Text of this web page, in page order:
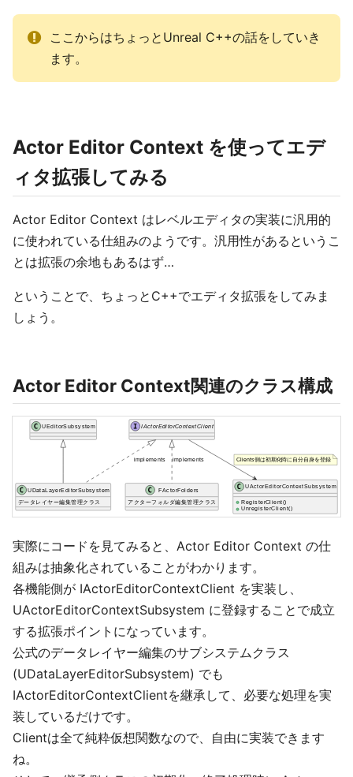
ここからはちょっとUnreal C++の話をしていき
ます。
Actor Editor Context を使ってエデ
ィタ拡張してみる
Actor Editor Context はレベルエディタの実装に汎用的
に使われている仕組みのようです。汎用性があるというこ
とは拡張の余地もあるはず…
ということで、ちょっとC++でエディタ拡張をしてみま
しょう。
Actor Editor Context関連のクラス構成
実際にコードを見てみると、Actor Editor Context の仕
組みは抽象化されていることがわかります。
各機能側が IActorEditorContextClient を実装し、
UActorEditorContextSubsystem に登録することで成立
する拡張ポイントになっています。
公式のデータレイヤー編集のサブシステムクラス
(UDataLayerEditorSubsystem) でも
IActorEditorContextClientを継承して、必要な処理を実
装しているだけです。
Clientは全て純粋仮想関数なので、自由に実装できます
ね。